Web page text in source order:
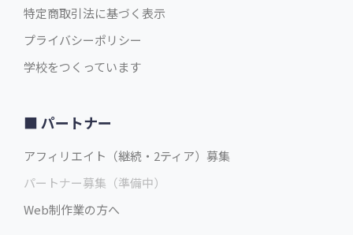
特定商取引法に基づく表示
プライバシーポリシー
学校をつくっています
パートナー
アフィリエイト（継続・2ティア）募集
パートナー募集（準備中）
Web制作業の方へ